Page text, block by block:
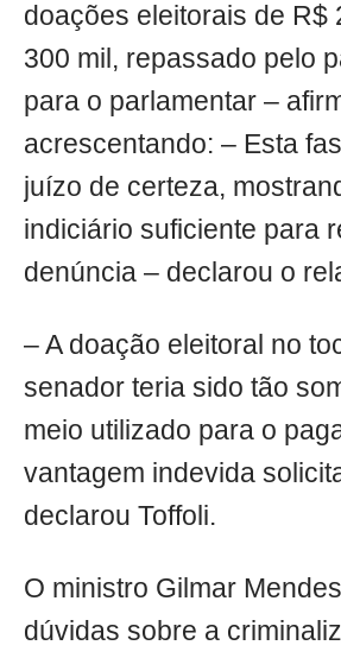
doações eleitorais de R$
300 mil, repassado pelo
para o parlamentar –
acrescentando: – Esta
juízo de certeza,
indiciário suficiente para
denúncia – declarou o
– A doação eleitoral no
senador teria sido tão
meio utilizado para o
vantagem indevida
declarou Toffoli.
O ministro Gilmar
dúvidas sobre a